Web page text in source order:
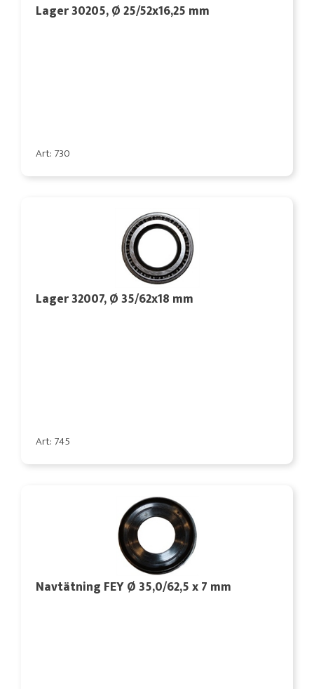
Lager 30205, Ø 25/52x16,25 mm
Art: 730
Lager 32007, Ø 35/62x18 mm
Art: 745
Navtätning FEY Ø 35,0/62,5 x 7 mm